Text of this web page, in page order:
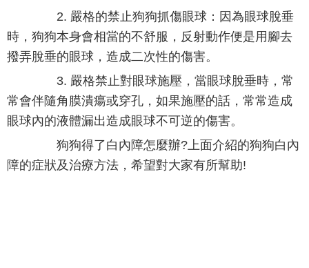
2. 嚴格的禁止狗狗抓傷眼球：因為眼球脫垂
時，狗狗本身會相當的不舒服，反射動作便是用腳去
撥弄脫垂的眼球，造成二次性的傷害。
3. 嚴格禁止對眼球施壓，當眼球脫垂時，常
常會伴隨角膜潰瘍或穿孔，如果施壓的話，常常造成
眼球內的液體漏出造成眼球不可逆的傷害。
狗狗得了白內障怎麼辦?上面介紹的狗狗白內
障的症狀及治療方法，希望對大家有所幫助!